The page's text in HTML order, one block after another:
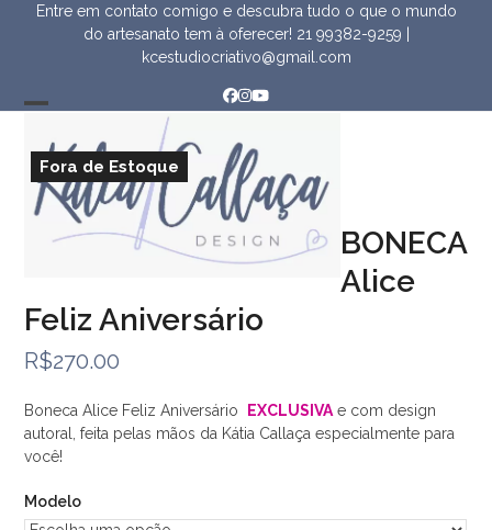
Entre em contato comigo e descubra tudo o que o mundo
do artesanato tem à oferecer! 21 99382-9259
kcestudiocriativo@gmail.com
Facebook
Instagram
YouTube
mobile
menu
mobile
menu
Fora de Estoque
BONECA
Alice
Feliz Aniversário
R$270.00
Boneca Alice Feliz Aniversário EXCLUSIVA e com design
autoral, feita pelas mãos da Kátia Callaça especialmente para
você!
Modelo